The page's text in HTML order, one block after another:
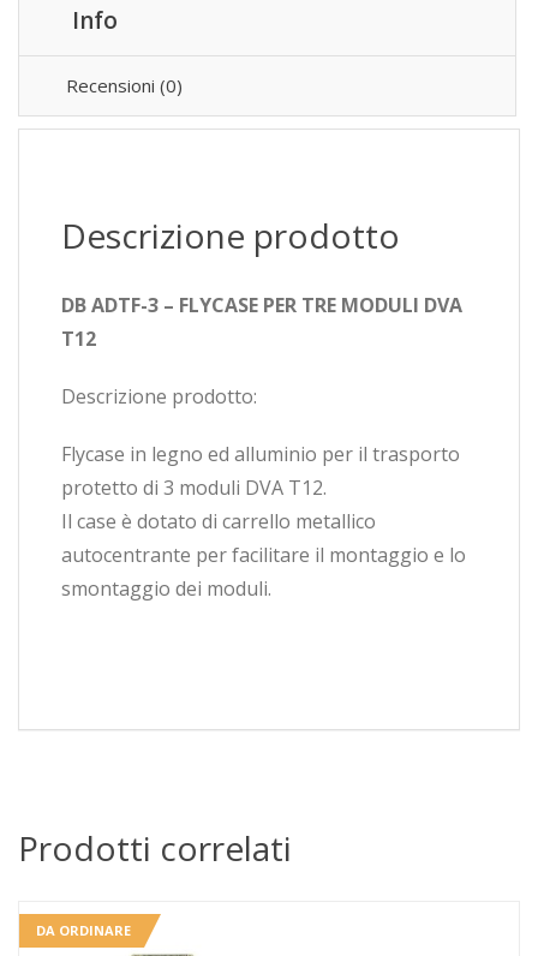
Info
Recensioni (0)
Descrizione prodotto
DB ADTF-3 – FLYCASE PER TRE MODULI DVA
T12
Descrizione prodotto:
Flycase in legno ed alluminio per il trasporto
protetto di 3 moduli DVA T12.
Il case è dotato di carrello metallico
autocentrante per facilitare il montaggio e lo
smontaggio dei moduli.
Prodotti correlati
DA ORDINARE